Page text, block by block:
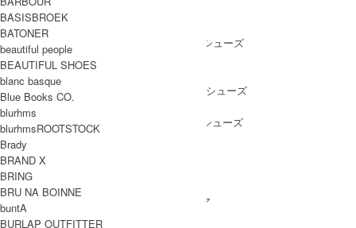
SHOES
SHOES ALL ITEM
/ ドレスシューズ
BOOTS
PUMPS
/ バレエシューズ
OTHER SHOES
/ その他シューズ
GOODS
GOODS ALL ITEM
/ 帽子・ヘッドウェア
BAG
BASISBROEK
BATONER
beautiful people
BEAUTIFUL SHOES
blanc basque
Blue Books CO.
blurhms
blurhmsROOTSTOCK
Brady
BRAND X
BRING
BRU NA BOINNE
buntA
BURLAP OUTFITTER